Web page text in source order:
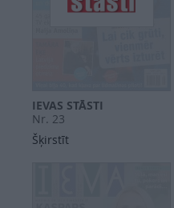
IEVAS STĀSTI
Nr. 23
Šķirstīt